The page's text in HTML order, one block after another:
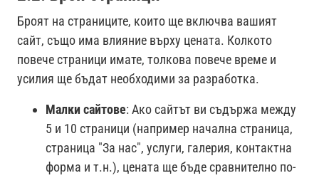
Броят на страниците, които ще включва вашият
сайт, също има влияние върху цената. Колкото
повече страници имате, толкова повече време и
усилия ще бъдат необходими за разработка.
Малки сайтове: Ако сайтът ви съдържа между
5 и 10 страници (например начална страница,
страница "За нас", услуги, галерия, контактна
форма и т.н.), цената ще бъде сравнително по-